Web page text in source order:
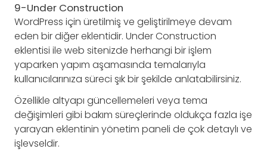
9-Under Construction
WordPress için üretilmiş ve geliştirilmeye devam
eden bir diğer eklentidir. Under Construction
eklentisi ile web sitenizde herhangi bir işlem
yaparken yapım aşamasında temalarıyla
kullanıcılarınıza süreci şık bir şekilde anlatabilirsiniz.
Özellikle altyapı güncellemeleri veya tema
değişimleri gibi bakım süreçlerinde oldukça fazla işe
yarayan eklentinin yönetim paneli de çok detaylı ve
işlevseldir.